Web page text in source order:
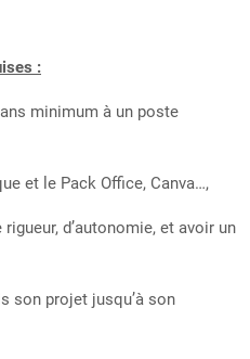
:
minimum à un poste
et le Pack Office, Canva…,
d’autonomie, et avoir un
projet jusqu’à son